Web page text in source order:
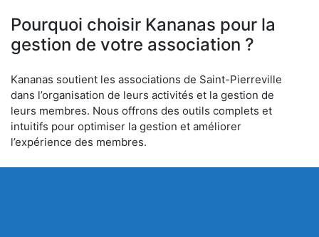
Pourquoi choisir Kananas pour la
gestion de votre association ?
Kananas soutient les associations de Saint-Pierreville
dans l’organisation de leurs activités et la gestion de
leurs membres. Nous offrons des outils complets et
intuitifs pour optimiser la gestion et améliorer
l’expérience des membres.